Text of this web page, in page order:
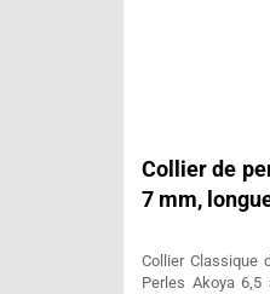
Collier de
7 mm,
Collier Classique
Perles Akoya